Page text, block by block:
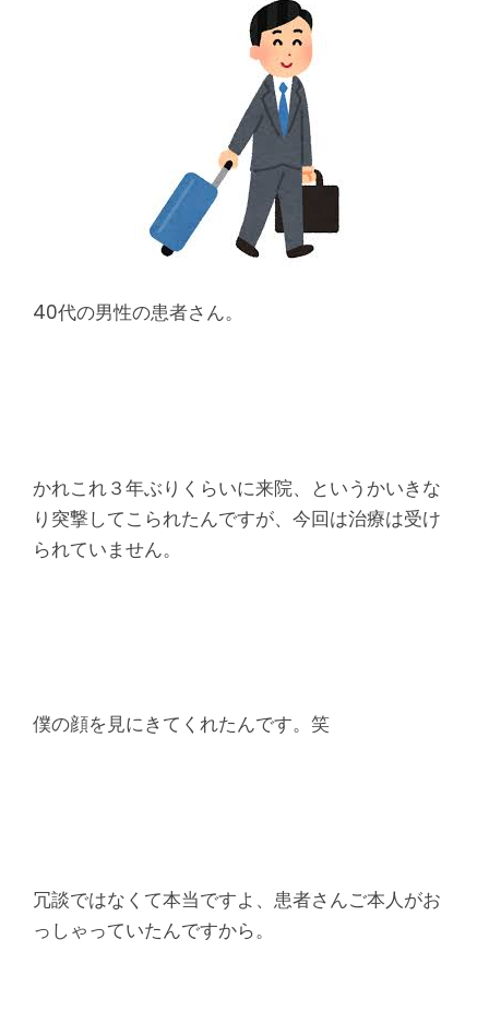
り
｜
整
体
ヤ
タ
整
40代の男性の患者さん。
かれこれ３年ぶりくらいに来院、というかいきな
り突撃してこられたんですが、今回は治療は受け
られていません。
僕の顔を見にきてくれたんです。笑
冗談ではなくて本当ですよ、患者さんご本人がお
っしゃっていたんですから。